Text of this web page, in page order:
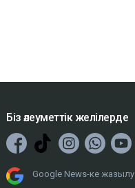
Біз әлеуметтік желілерде
Google News-ке жазылу